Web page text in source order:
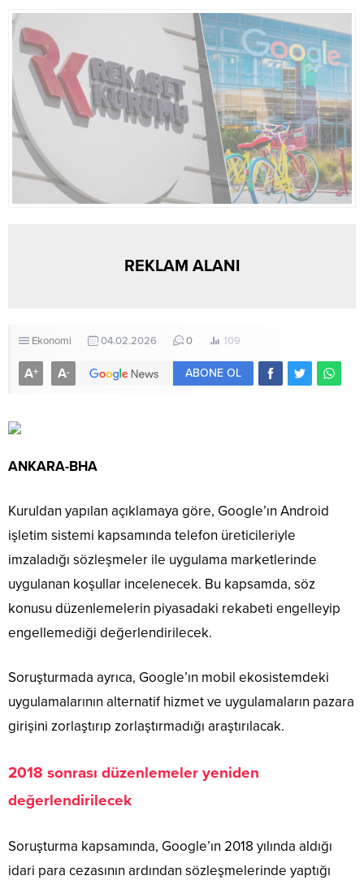
Kültür ve Turizm Müdürlüğü
görevine başlayan Erhan
Karakaya‘yı ziyaret etti.
Görüşmede, Ankara’nın tarihi,
kültür ve turizm potansiyeli,...
galaksilerin birbirine doğru
saatte 1,8 milyon kilometre hızla
yaklaştığını ve dört yıl süren
gözlemler sonunda çarpışma
sürecinin benzersiz...
REKLAM ALANI
Ekonomi 04.02.2026 0 109
A+ A- ABONE OL
ANKARA-BHA
Kuruldan yapılan açıklamaya göre, Google’ın Android
işletim sistemi kapsamında telefon üreticileriyle
imzaladığı sözleşmeler ile uygulama marketlerinde
uygulanan koşullar incelenecek. Bu kapsamda, söz
konusu düzenlemelerin piyasadaki rekabeti engelleyip
engellemediği değerlendirilecek.
Soruşturmada ayrıca, Google’ın mobil ekosistemdeki
uygulamalarının alternatif hizmet ve uygulamaların pazara
girişini zorlaştırıp zorlaştırmadığı araştırılacak.
2018 sonrası düzenlemeler yeniden
değerlendirilecek
Soruşturma kapsamında, Google’ın 2018 yılında aldığı
idari para cezasının ardından sözleşmelerinde yaptığı